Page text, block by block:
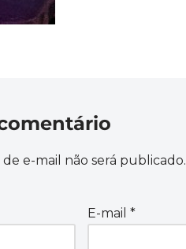
e-mail não será publicado.
E-mail *